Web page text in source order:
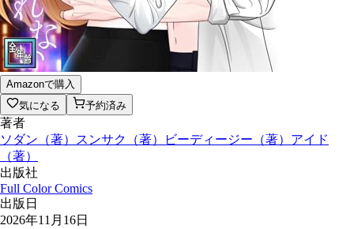
Amazonで購入
気になる
予約済み
著者
ソダン （著） スンサク （著） ビーディージー （著） アイド
（著）
出版社
Full Color Comics
出版日
2026年11月16日